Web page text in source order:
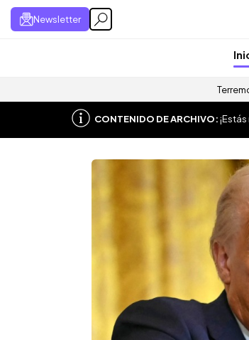
Newsletter
CONTENIDO DE ARCHIVO: